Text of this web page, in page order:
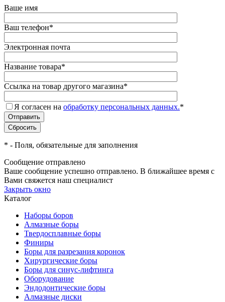
Ваше имя
Ваш телефон*
Электронная почта
Название товара*
Ссылка на товар другого магазина*
Я согласен на обработку персональных данных.*
* - Поля, обязательные для заполнения
Сообщение отправлено
Ваше сообщение успешно отправлено. В ближайшее время с
Вами свяжется наш специалист
Закрыть окно
Каталог
Наборы боров
Алмазные боры
Твердосплавные боры
Финиры
Боры для разрезания коронок
Хирургические боры
Боры для синус-лифтинга
Оборудование
Эндодонтические боры
Алмазные диски